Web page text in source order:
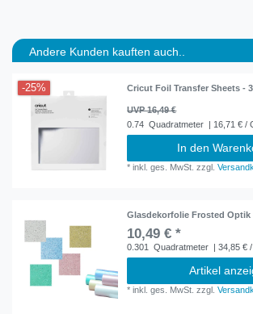
Andere Kunden kauften auch..
-25% Cricut Foil Transfer Sheets -
UVP 16,49 €
0.74 Quadratmeter | 16,71 € /
In den
*inkl. ges. MwSt. zzgl.
Glasdekorfolie Frosted Optik
10,49 € *
0.301 Quadratmeter | 34,85 €
Artikel
*inkl. ges. MwSt. zzgl.